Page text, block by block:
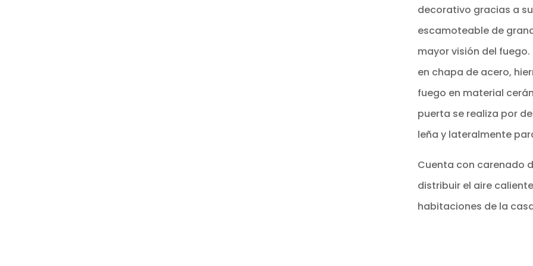
decorativo gracias a
escamoteable de
mayor visión del
en chapa de acero,
fuego en material
puerta se realiza por
leña y lateralmente
Cuenta con carenado
distribuir el aire
habitaciones de la